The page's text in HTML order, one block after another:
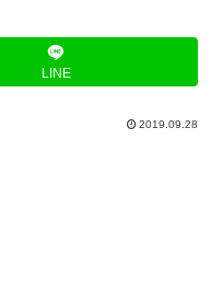
LINE
2019.09.28